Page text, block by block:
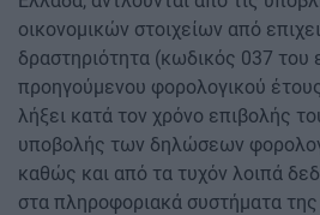
οικονομικών στοιχείων από
δραστηριότητα (κωδικός 037 του
προηγούμενου φορολογικού
λήξει κατά τον χρόνο επιβολής
υποβολής των δηλώσεων
καθώς και από τα τυχόν λοιπά
στα πληροφοριακά συστήματα